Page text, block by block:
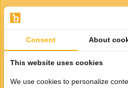
Gerelateerde producten
Consent About
This website uses cookies
We use cookies to personalize